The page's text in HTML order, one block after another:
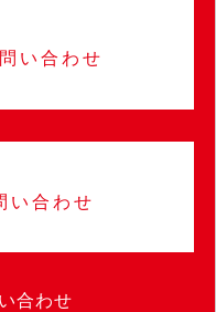
い合わせ
い合わせ
合わせ